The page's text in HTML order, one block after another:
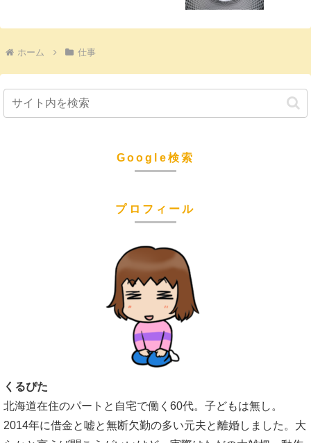
ホーム 仕事
Google検索
プロフィール
くるぴた
北海道在住のパートと自宅で働く60代。子どもは無し。
2014年に借金と嘘と無断欠勤の多い元夫と離婚しました。大